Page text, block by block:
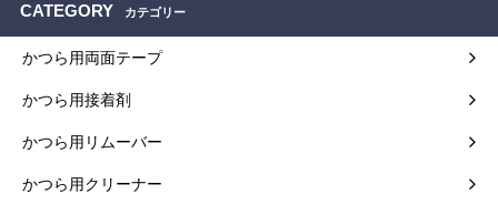
CATEGORY カテゴリー
かつら用両面テープ
かつら用接着剤
かつら用リムーバー
かつら用クリーナー